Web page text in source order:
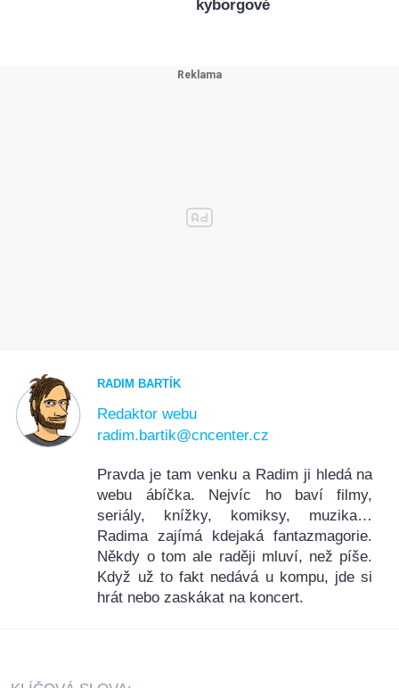
kyborgové
RADIM BARTÍK
Redaktor webu
radim.bartik@cncenter.cz
Pravda je tam venku a Radim ji hledá na
webu ábíčka. Nejvíc ho baví filmy,
seriály, knížky, komiksy, muzika…
Radima zajímá kdejaká fantazmagorie.
Někdy o tom ale raději mluví, než píše.
Když už to fakt nedává u kompu, jde si
hrát nebo zaskákat na koncert.